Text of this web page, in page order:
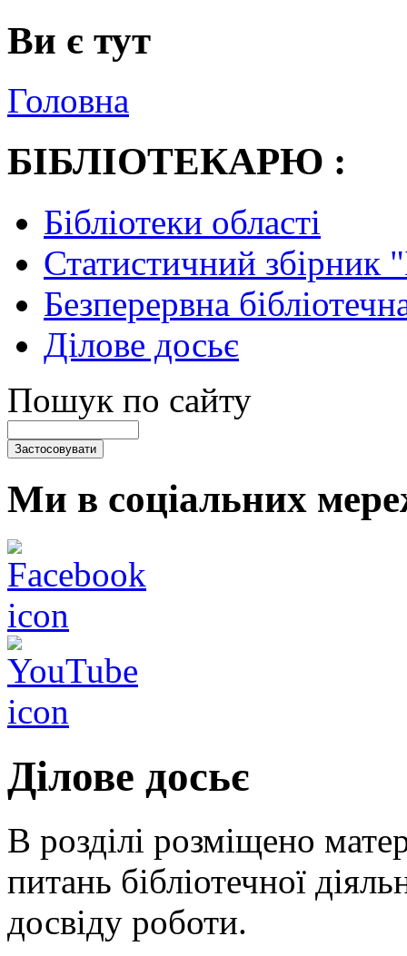
Ви є тут
Головна
БІБЛІОТЕКАРЮ :
Бібліотеки області
Статистичний
Безперервна
Ділове досьє
Пошук по сайту
Ми в соціальних
Ділове досьє
В розділі розміщено
питань бібліотечної
досвіду роботи.